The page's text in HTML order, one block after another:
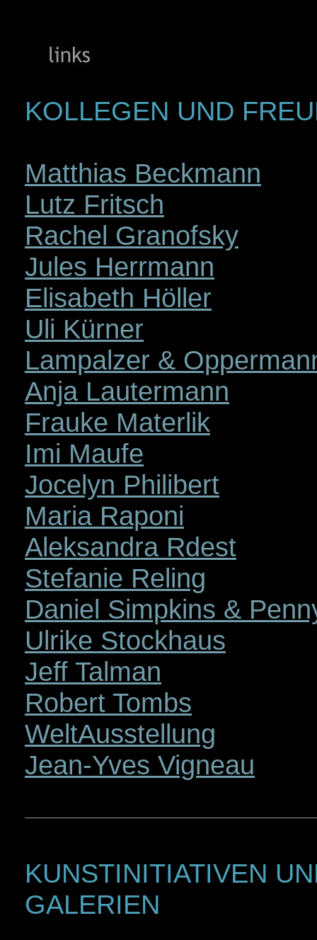
KOLLEGEN UND
Matthias Beckmann
Lutz Fritsch
Rachel Granofsky
Jules Herrmann
Elisabeth Höller
Uli Kürner
Lampalzer &
Anja Lautermann
Frauke Materlik
Imi Maufe
Jocelyn Philibert
Maria Raponi
Aleksandra Rdest
Stefanie Reling
Daniel Simpkins &
Ulrike Stockhaus
Jeff Talman
Robert Tombs
WeltAusstellung
Jean-Yves Vigneau
KUNSTINITIATIVEN
GALERIEN